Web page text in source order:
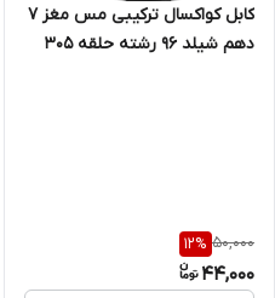
کابل کواکسال ترکیبی مس مغز 7
دهم شیلد 96 رشته حلقه 305
50,000
12%
44,000